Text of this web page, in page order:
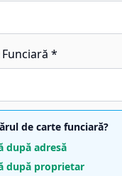
*
de carte funciară?
după adresă
după proprietar